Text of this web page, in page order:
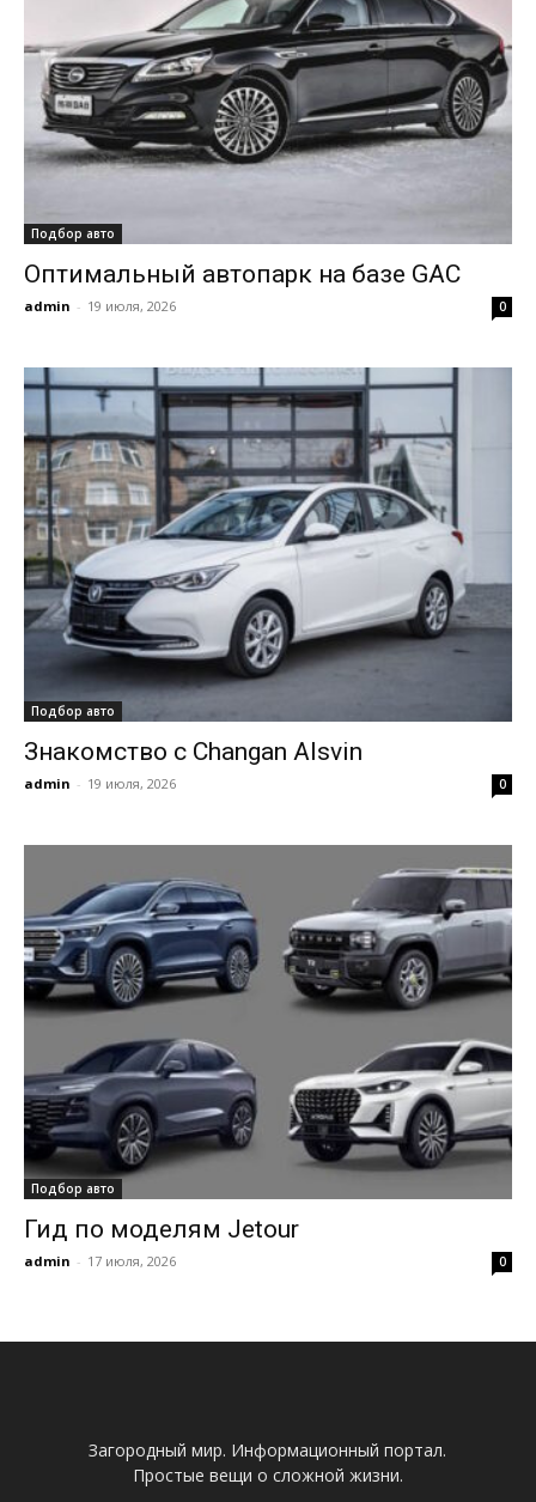
Подбор авто
Оптимальный автопарк на базе GAC
admin - 19 июля, 2026 0
Подбор авто
Знакомство с Changan Alsvin
admin - 19 июля, 2026 0
Подбор авто
Гид по моделям Jetour
admin - 17 июля, 2026 0
Загородный мир. Информационный портал.
Простые вещи о сложной жизни.